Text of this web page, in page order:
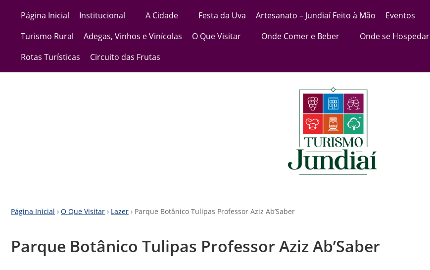
Página Inicial Institucional A Cidade Festa da Uva Artesanato – Jundiaí Feito à Mão Eventos
Turismo Rural
Adegas, Vinhos e Vinícolas O Que Visitar Onde Comer e Beber Onde se Hospedar
Rotas Turísticas
Circuito das Frutas
Página Inicial › O Que Visitar › Lazer › Parque Botânico Tulipas Professor Aziz Ab’Saber
Parque Botânico Tulipas Professor Aziz Ab’Saber